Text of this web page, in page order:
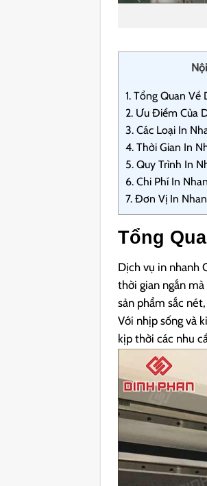
1. Tổng Quan Về
2. Ưu Điểm Của
3. Các Loại In
4. Thời Gian In
5. Quy Trình In
6. Chi Phí In
7. Đơn Vị In
Tổng
Dịch vụ in nhanh
thời gian ngắn
sản phẩm sắc
Với nhịp sống và
kịp thời các nhu